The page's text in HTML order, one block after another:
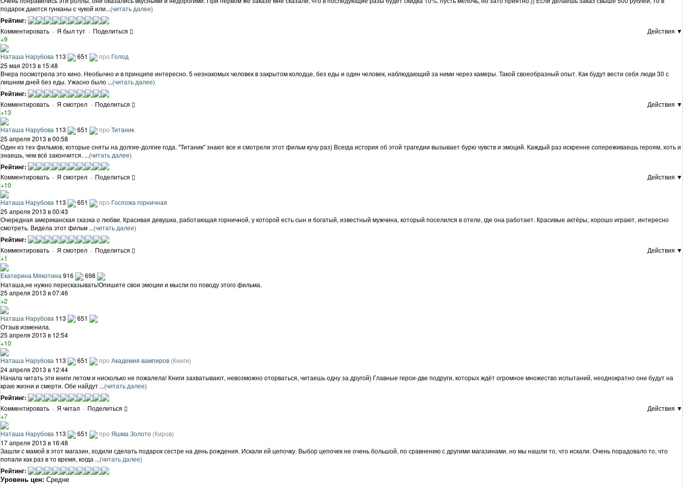
подарок даются гунканы с чукой или...(читать далее)
Рейтинг:
Комментировать · Я был тут · Поделиться
Действия ▼
+9
Наташа Нарубова 113 651 про Голод
25 мая 2013 в 15:48
Вчера посмотрела это кино. Необычно и в принципе интересно. 5 незнакомых человек в закрытом колодце, без еды и один человек, наблюдающий за ними через камеры. Такой своеобразный опыт. Как будут вести себя люди 30 с
лишним дней без еды. Ужасно было ...(читать далее)
Рейтинг:
Комментировать · Я смотрел · Поделиться
Действия ▼
+13
Наташа Нарубова 113 651 про Титаник
25 апреля 2013 в 00:58
Один из тех фильмов, которые сняты на долгие-долгие года. "Титаник" знают все и смотрели этот фильм кучу раз) Всегда история об этой трагедии вызывает бурю чувств и эмоций. Каждый раз искренне сопереживаешь героям, хоть и
знаешь, чем всё закончится. ...(читать далее)
Рейтинг:
Комментировать · Я смотрел · Поделиться
Действия ▼
+10
Наташа Нарубова 113 651 про Госпожа горничная
25 апреля 2013 в 00:43
Очередная американская сказка о любви. Красивая девушка, работающая горничной, у которой есть сын и богатый, известный мужчина, который поселился в отеле, где она работает. Красивые актёры, хорошо играют, интересно
смотреть. Видела этот фильм ...(читать далее)
Рейтинг:
Комментировать · Я смотрел · Поделиться
Действия ▼
+1
Екатерина Мякотина 916
698
Наташа,не нужно пересказывать!Опишите свои эмоции и мысли по поводу этого фильма.
25 апреля 2013 в 07:46
+2
Наташа Нарубова 113
651
Отзыв изменила.
25 апреля 2013 в 12:54
+10
Наташа Нарубова 113 651 про Академия вампиров (Книги)
24 апреля 2013 в 12:44
Начала читать эти книги летом и нисколько не пожалела! Книги захватывают, невозможно оторваться, читаешь одну за другой) Главные герои-две подруги, которых ждёт огромное множество испытаний, неоднократно они будут на
краю жизни и смерти. Обе найдут ...(читать далее)
Рейтинг:
Комментировать · Я читал · Поделиться
Действия ▼
+7
Наташа Нарубова 113 651 про Яшма Золото (Киров)
17 апреля 2013 в 16:48
Зашли с мамой в этот магазин, ходили сделать подарок сестре на день рождения. Искали ей цепочку. Выбор цепочек не очень большой, по сравнению с другими магазинами, но мы нашли то, что искали. Очень порадовало то, что
попали как раз в то время, когда ...(читать далее)
Рейтинг:
Уровень цен: Средне